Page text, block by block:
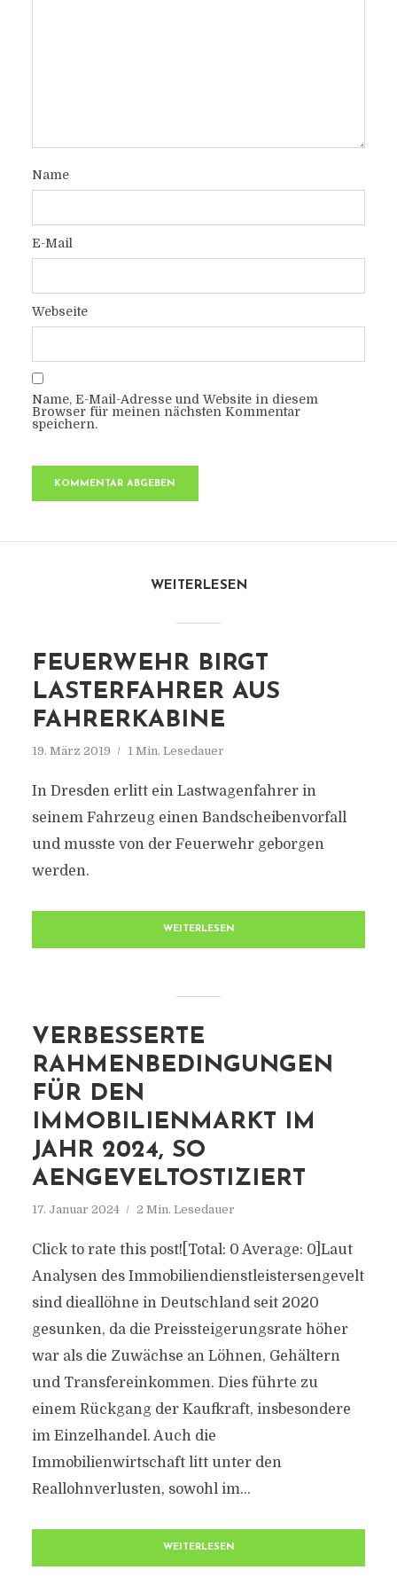
Name
E-Mail
Webseite
Name, E-Mail-Adresse und Website in diesem
Browser für meinen nächsten Kommentar
speichern.
WEITERLESEN
FEUERWEHR BIRGT
LASTERFAHRER AUS
FAHRERKABINE
19. März 2019 1 Min. Lesedauer
In Dresden erlitt ein Lastwagenfahrer in
seinem Fahrzeug einen Bandscheibenvorfall
und musste von der Feuerwehr geborgen
werden.
WEITERLESEN
VERBESSERTE
RAHMENBEDINGUNGEN
FÜR DEN
IMMOBILIENMARKT IM
JAHR 2024, SO
AENGEVELTOSTIZIERT
17. Januar 2024 2 Min. Lesedauer
Click to rate this post![Total: 0 Average: 0]Laut
Analysen des Immobiliendienstleistersengevelt
sind dieallöhne in Deutschland seit 2020
gesunken, da die Preissteigerungsrate höher
war als die Zuwächse an Löhnen, Gehältern
und Transfereinkommen. Dies führte zu
einem Rückgang der Kaufkraft, insbesondere
im Einzelhandel. Auch die
Immobilienwirtschaft litt unter den
Reallohnverlusten, sowohl im...
WEITERLESEN